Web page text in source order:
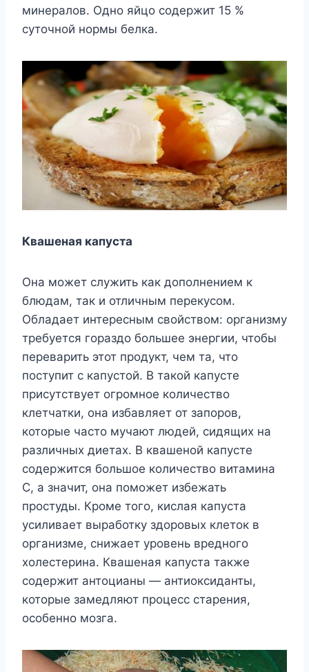
минералов. Одно яйцо содержит 15 %
суточной нормы белка.
Квашеная капуста
Она может служить как дополнением к
блюдам, так и отличным перекусом.
Обладает интересным свойством: организму
требуется гораздо большее энергии, чтобы
переварить этот продукт, чем та, что
поступит с капустой. В такой капусте
присутствует огромное количество
клетчатки, она избавляет от запоров,
которые часто мучают людей, сидящих на
различных диетах. В квашеной капусте
содержится большое количество витамина
С, а значит, она поможет избежать
простуды. Кроме того, кислая капуста
усиливает выработку здоровых клеток в
организме, снижает уровень вредного
холестерина. Квашеная капуста также
содержит антоцианы — антиоксиданты,
которые замедляют процесс старения,
особенно мозга.